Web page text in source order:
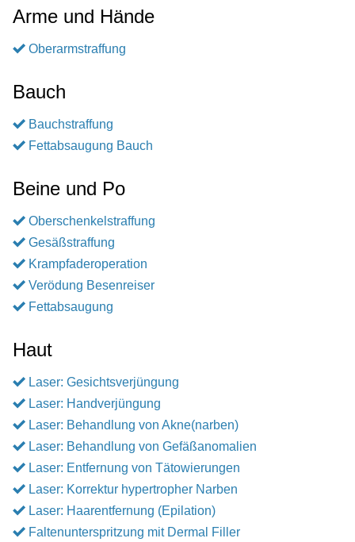
Arme und Hände
Oberarmstraffung
Bauch
Bauchstraffung
Fettabsaugung Bauch
Beine und Po
Oberschenkelstraffung
Gesäßstraffung
Krampfaderoperation
Verödung Besenreiser
Fettabsaugung
Haut
Laser: Gesichtsverjüngung
Laser: Handverjüngung
Laser: Behandlung von Akne(narben)
Laser: Behandlung von Gefäßanomalien
Laser: Entfernung von Tätowierungen
Laser: Korrektur hypertropher Narben
Laser: Haarentfernung (Epilation)
Faltenunterspritzung mit Dermal Filler